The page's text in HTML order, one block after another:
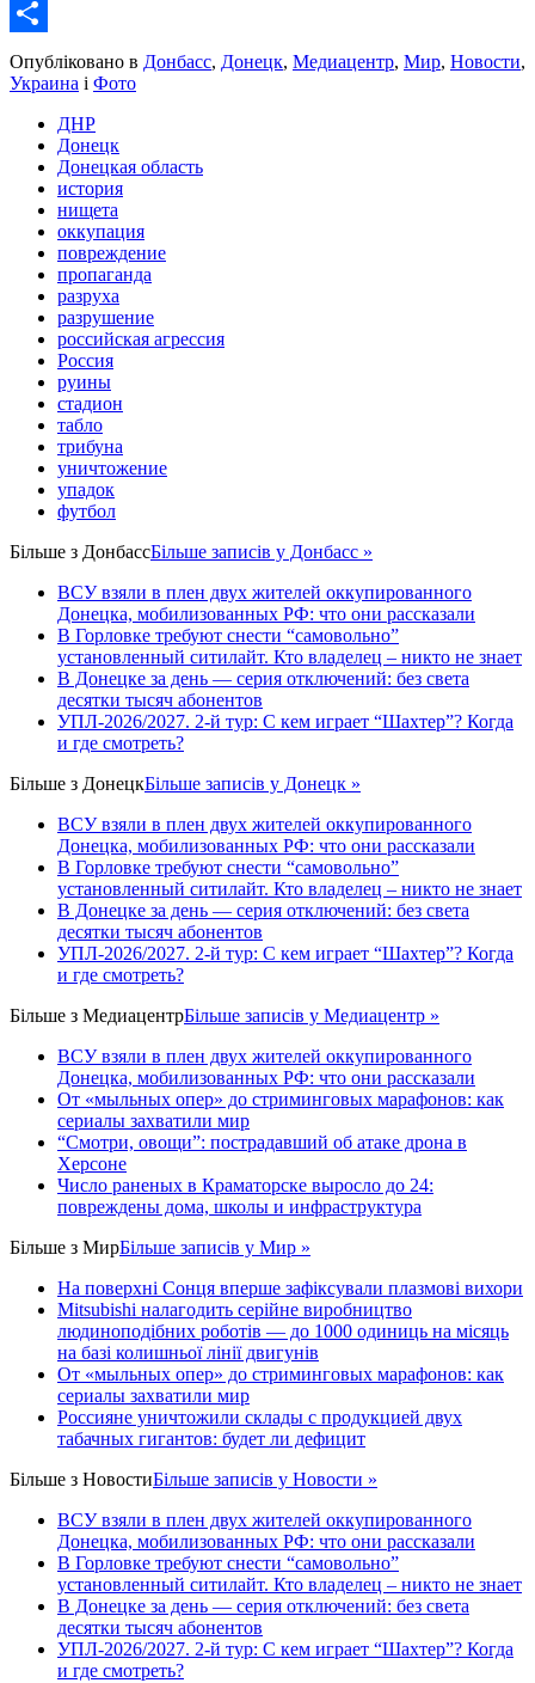
Email
Share
Опубліковано в Донбасс, Донецк, Медиацентр, Мир, Новости,
Украина і Фото
ДНР
Донецк
Донецкая область
история
нищета
оккупация
повреждение
пропаганда
разруха
разрушение
российская агрессия
Россия
руины
стадион
табло
трибуна
уничтожение
упадок
футбол
Більше з ДонбассБільше записів у Донбасс »
ВСУ взяли в плен двух жителей оккупированного
Донецка, мобилизованных РФ: что они рассказали
В Горловке требуют снести “самовольно”
установленный ситилайт. Кто владелец – никто не знает
В Донецке за день — серия отключений: без света
десятки тысяч абонентов
УПЛ-2026/2027. 2-й тур: С кем играет “Шахтер”? Когда
и где смотреть?
Більше з ДонецкБільше записів у Донецк »
ВСУ взяли в плен двух жителей оккупированного
Донецка, мобилизованных РФ: что они рассказали
В Горловке требуют снести “самовольно”
установленный ситилайт. Кто владелец – никто не знает
В Донецке за день — серия отключений: без света
десятки тысяч абонентов
УПЛ-2026/2027. 2-й тур: С кем играет “Шахтер”? Когда
и где смотреть?
Більше з МедиацентрБільше записів у Медиацентр »
ВСУ взяли в плен двух жителей оккупированного
Донецка, мобилизованных РФ: что они рассказали
От «мыльных опер» до стриминговых марафонов: как
сериалы захватили мир
“Смотри, овощи”: пострадавший об атаке дрона в
Херсоне
Число раненых в Краматорске выросло до 24:
повреждены дома, школы и инфраструктура
Більше з МирБільше записів у Мир »
На поверхні Сонця вперше зафіксували плазмові вихори
Mitsubishi налагодить серійне виробництво
людиноподібних роботів — до 1000 одиниць на місяць
на базі колишньої лінії двигунів
От «мыльных опер» до стриминговых марафонов: как
сериалы захватили мир
Россияне уничтожили склады с продукцией двух
табачных гигантов: будет ли дефицит
Більше з НовостиБільше записів у Новости »
ВСУ взяли в плен двух жителей оккупированного
Донецка, мобилизованных РФ: что они рассказали
В Горловке требуют снести “самовольно”
установленный ситилайт. Кто владелец – никто не знает
В Донецке за день — серия отключений: без света
десятки тысяч абонентов
УПЛ-2026/2027. 2-й тур: С кем играет “Шахтер”? Когда
и где смотреть?